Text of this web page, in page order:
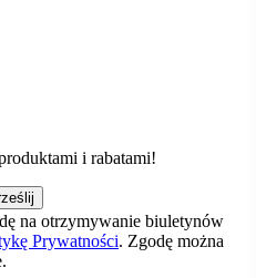
i rabatami!
na otrzymywanie biuletynów
Prywatności. Zgodę można